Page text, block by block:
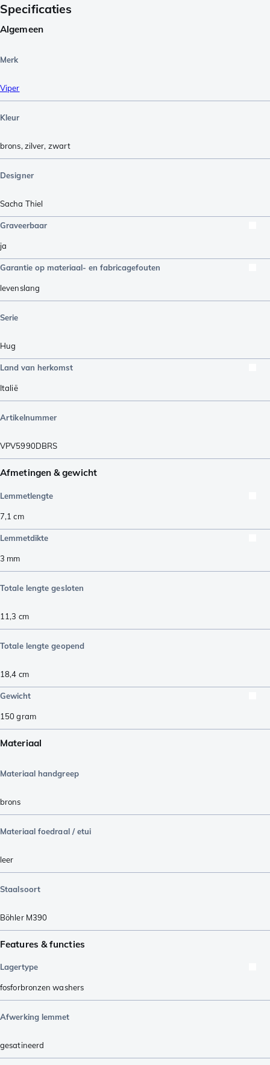
Specificaties
Algemeen
Merk
Viper
Kleur
brons, zilver, zwart
Designer
Sacha Thiel
Graveerbaar
ja
Garantie op materiaal- en fabricagefouten
levenslang
Serie
Hug
Land van herkomst
Italië
Artikelnummer
VPV5990DBRS
Afmetingen & gewicht
Lemmetlengte
7,1 cm
Lemmetdikte
3 mm
Totale lengte gesloten
11,3 cm
Totale lengte geopend
18,4 cm
Gewicht
150gram
Materiaal
Materiaal handgreep
brons
Materiaal foedraal / etui
leer
Staalsoort
Böhler M390
Features & functies
Lagertype
fosforbronzen washers
Afwerking lemmet
gesatineerd